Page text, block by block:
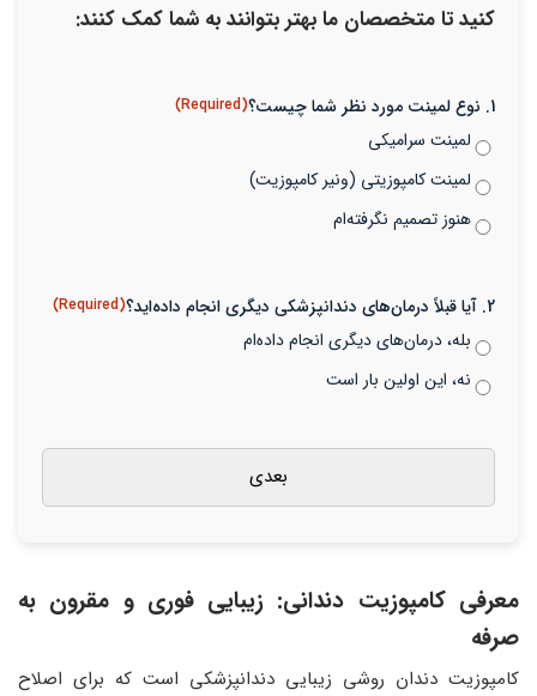
کنید تا متخصصان ما بهتر بتوانند به شما کمک کنند:
1. نوع لمینت مورد نظر شما چیست؟ (Required)
لمینت سرامیکی
لمینت کامپوزیتی (ونیر کامپوزیت)
هنوز تصمیم نگرفته‌ام
2. آیا قبلاً درمان‌های دندانپزشکی دیگری انجام داده‌اید؟ (Required)
بله، درمان‌های دیگری انجام داده‌ام
نه، این اولین بار است
معرفی کامپوزیت دندانی: زیبایی فوری و مقرون به
صرفه
کامپوزیت دندان روشی زیبایی دندانپزشکی است که برای اصلاح